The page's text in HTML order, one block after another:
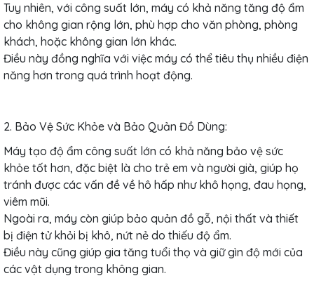
Tuy nhiên, với công suất lớn, máy có khả năng tăng độ ẩm
cho không gian rộng lớn, phù hợp cho văn phòng, phòng
khách, hoặc không gian lớn khác.
Điều này đồng nghĩa với việc máy có thể tiêu thụ nhiều điện
năng hơn trong quá trình hoạt động.
2. Bảo Vệ Sức Khỏe và Bảo Quản Đồ Dùng:
Máy tạo độ ẩm công suất lớn có khả năng bảo vệ sức
khỏe tốt hơn, đặc biệt là cho trẻ em và người già, giúp họ
tránh được các vấn đề về hô hấp như khô họng, đau họng,
viêm mũi.
Ngoài ra, máy còn giúp bảo quản đồ gỗ, nội thất và thiết
bị điện tử khỏi bị khô, nứt nẻ do thiếu độ ẩm.
Điều này cũng giúp gia tăng tuổi thọ và giữ gìn độ mới của
các vật dụng trong không gian.